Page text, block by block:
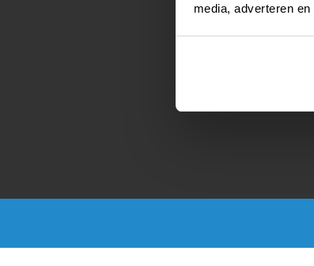
media, adverteren en